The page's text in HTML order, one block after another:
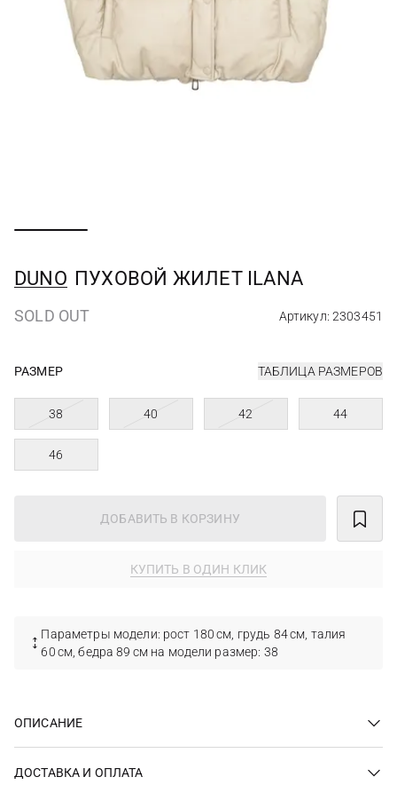
DUNO ПУХОВОЙ ЖИЛЕТ ILANA
SOLD OUT Артикул: 2303451
РАЗМЕР ТАБЛИЦА РАЗМЕРОВ
38 40 42 44
46
ДОБАВИТЬ В КОРЗИНУ
КУПИТЬ В ОДИН КЛИК
Параметры модели: рост 180 см, грудь 84 см, талия
60 см, бедра 89 см на модели размер: 38
ОПИСАНИЕ
ДОСТАВКА И ОПЛАТА